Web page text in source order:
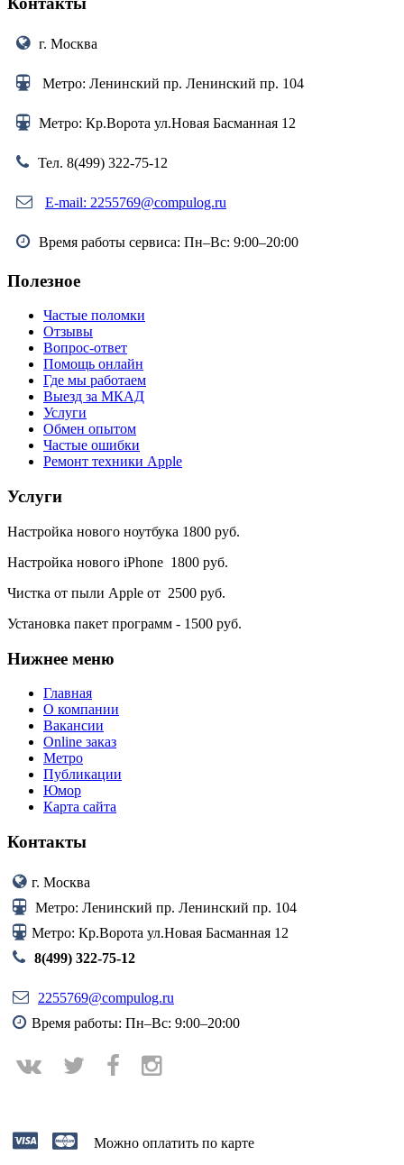
г. Москва
Метро: Ленинский пр. Ленинский пр. 104
Метро: Кр.Ворота ул.Новая Басманная 12
Тел. 8(499) 322-75-12
E-mail: 2255769@compulog.ru
Время работы сервиса: Пн–Вс: 9:00–20:00
Полезное
Частые поломки
Отзывы
Вопрос-ответ
Помощь онлайн
Где мы работаем
Выезд за МКАД
Услуги
Обмен опытом
Частые ошибки
Ремонт техники Apple
Услуги
Настройка нового ноутбука 1800 руб.
Настройка нового iPhone 1800 руб.
Чистка от пыли Apple от 2500 руб.
Установка пакет программ - 1500 руб.
Нижнее меню
Главная
О компании
Вакансии
Online заказ
Метро
Публикации
Юмор
Карта сайта
Контакты
г. Москва
Метро: Ленинский пр. Ленинский пр. 104
Метро: Кр.Ворота ул.Новая Басманная 12
8(499) 322-75-12
2255769@compulog.ru
Время работы: Пн–Вс: 9:00–20:00
Можно оплатить по карте